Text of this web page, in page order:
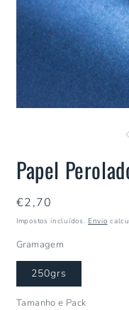
Papel
Preço
normal
€2,70
Impostos incluídos. Envio
Gramagem
250grs
Tamanho e Pack